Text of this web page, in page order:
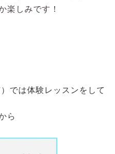
楽しみです！
では体験レッスンをして
ら